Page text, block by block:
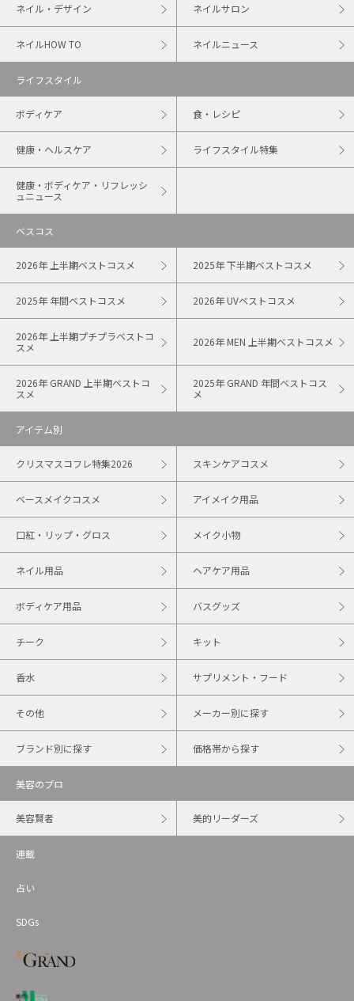
ネイル・デザイン ネイルサロン
ネイルHOW TO ネイルニュース
ライフスタイル
ボディケア 食・レシピ
健康・ヘルスケア ライフスタイル特集
健康・ボディケア・リフレッシ
ュニュース
ベスコス
2026年 上半期ベストコスメ 2025年 下半期ベストコスメ
2025年 年間ベストコスメ 2026年 UVベストコスメ
2026年 上半期プチプラベストコ
スメ
2026年 MEN 上半期ベストコスメ
2026年 GRAND 上半期ベストコ
スメ
2025年 GRAND 年間ベストコス
メ
アイテム別
クリスマスコフレ特集2026 スキンケアコスメ
ベースメイクコスメ アイメイク用品
口紅・リップ・グロス メイク小物
ネイル用品 ヘアケア用品
ボディケア用品 バスグッズ
チーク キット
香水 サプリメント・フード
その他 メーカー別に探す
ブランド別に探す 価格帯から探す
美容のプロ
美容賢者 美的リーダーズ
連載
占い
SDGs